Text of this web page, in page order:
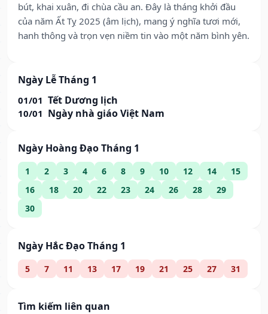
bút, khai xuân, đi chùa cầu an. Đây là tháng khởi đầu
của năm Ất Tỵ 2025 (âm lịch), mang ý nghĩa tươi mới,
hanh thông và trọn vẹn niềm tin vào một năm bình yên.
Ngày Lễ Tháng 1
01/01 Tết Dương lịch
10/01 Ngày nhà giáo Việt Nam
Ngày Hoàng Đạo Tháng 1
1 2 3 4 6 8 9 10 12 14
15
16
18 20 22 23 24 26 28
29
30
Ngày Hắc Đạo Tháng 1
5 7 11 13 17 19 21 25 27 31
Tìm kiếm liên quan